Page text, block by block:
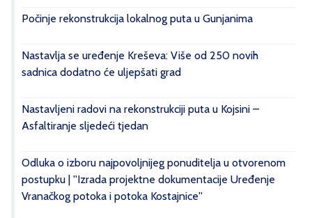
Počinje rekonstrukcija lokalnog puta u Gunjanima
Nastavlja se uređenje Kreševa: Više od 250 novih
sadnica dodatno će uljepšati grad
Nastavljeni radovi na rekonstrukciji puta u Kojsini –
Asfaltiranje sljedeći tjedan
Odluka o izboru najpovoljnijeg ponuditelja u otvorenom
postupku | ''Izrada projektne dokumentacije Uređenje
Vranačkog potoka i potoka Kostajnice''